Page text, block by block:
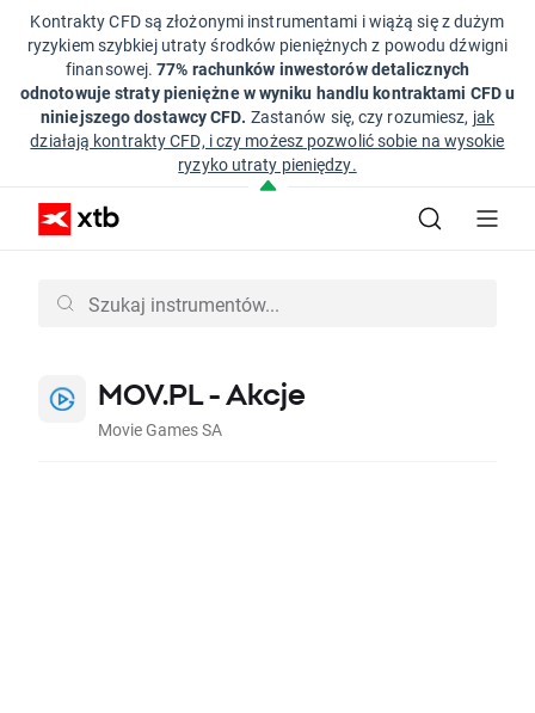
Kontrakty CFD są złożonymi instrumentami i wiążą się z dużym
ryzykiem szybkiej utraty środków pieniężnych z powodu dźwigni
finansowej.77% rachunków inwestorów detalicznych
odnotowuje straty pieniężne w wyniku handlu kontraktami CFD u
niniejszego dostawcy CFD. Zastanów się, czy rozumiesz, jak
działają kontrakty CFD, i czy możesz pozwolić sobie na wysokie
ryzyko utraty pieniędzy.
MOV.PL - Akcje
Movie Games SA